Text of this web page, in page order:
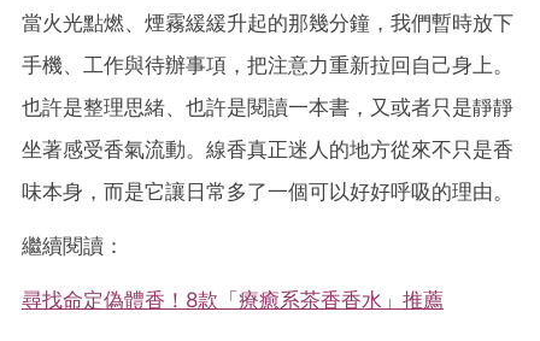
當火光點燃、煙霧緩緩升起的那幾分鐘，我們暫時放下
手機、工作與待辦事項，把注意力重新拉回自己身上。
也許是整理思緒、也許是閱讀一本書，又或者只是靜靜
坐著感受香氣流動。線香真正迷人的地方從來不只是香
味本身，而是它讓日常多了一個可以好好呼吸的理由。
繼續閱讀：
尋找命定偽體香！8款「療癒系茶香香水」推薦